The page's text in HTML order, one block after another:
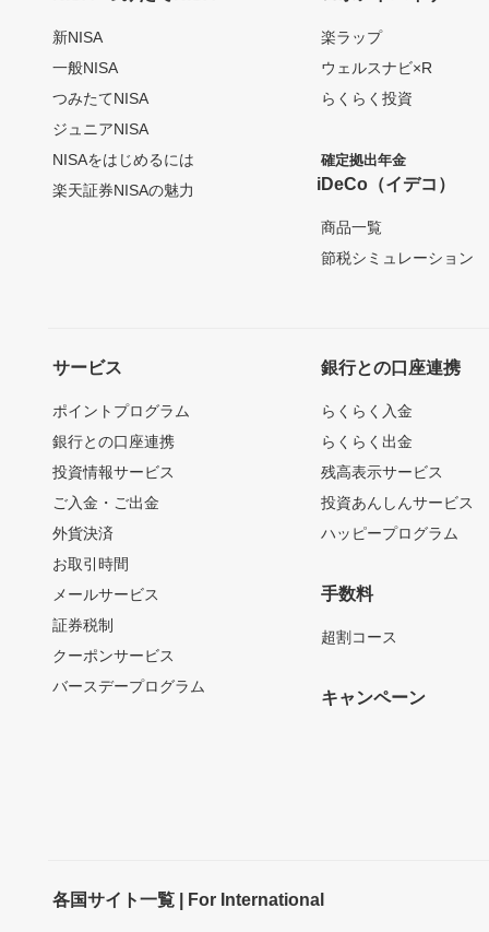
新NISA
一般NISA
つみたてNISA
ジュニアNISA
NISAをはじめるには
楽天証券NISAの魅力
楽ラップ
ウェルスナビ×R
らくらく投資
確定拠出年金
iDeCo（イデコ）
商品一覧
節税シミュレーション
サービス
ポイントプログラム
銀行との口座連携
投資情報サービス
ご入金・ご出金
外貨決済
お取引時間
メールサービス
証券税制
クーポンサービス
バースデープログラム
銀行との口座連携
らくらく入金
らくらく出金
残高表示サービス
投資あんしんサービス
ハッピープログラム
手数料
超割コース
キャンペーン
各国サイト一覧 | For International